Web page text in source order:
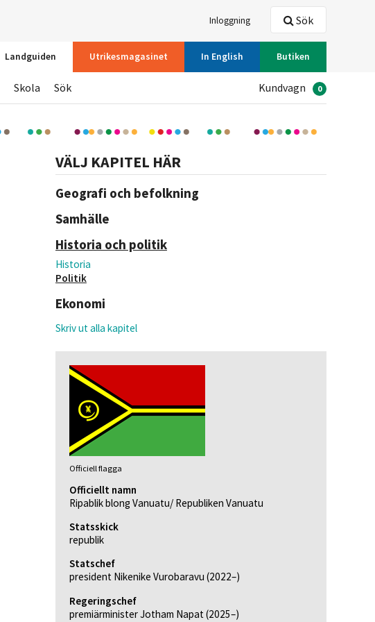
Inloggning
Landguiden Utrikesmagasinet In English Butiken
Sök
Skola Sök Kundvagn 0
VÄLJ KAPITEL HÄR
Geografi och befolkning
Samhälle
Historia och politik
Historia
Politik
Ekonomi
Skriv ut alla kapitel
Officiell flagga
Officiellt namn
Ripablik blong Vanuatu/ Republiken Vanuatu
Statsskick
republik
Statschef
president Nikenike Vurobaravu (2022–)
Regeringschef
premiärminister Jotham Napat (2025–)